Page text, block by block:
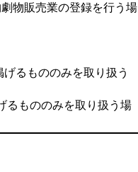
物販売業の登録を行う場
るもののみを取り扱う
るもののみを取り扱う場